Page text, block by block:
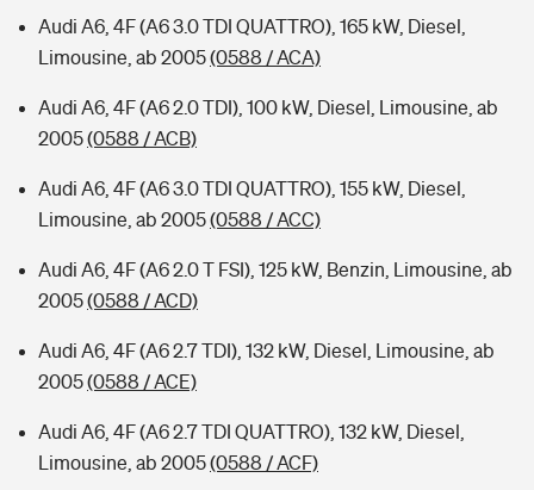
Audi A6, 4F (A6 3.0 TDI QUATTRO), 165 kW, Diesel,
Limousine, ab 2005(0588 / ACA)
Audi A6, 4F (A6 2.0 TDI), 100 kW, Diesel, Limousine, ab
2005(0588 / ACB)
Audi A6, 4F (A6 3.0 TDI QUATTRO), 155 kW, Diesel,
Limousine, ab 2005(0588 / ACC)
Audi A6, 4F (A6 2.0 T FSI), 125 kW, Benzin, Limousine, ab
2005(0588 / ACD)
Audi A6, 4F (A6 2.7 TDI), 132 kW, Diesel, Limousine, ab
2005(0588 / ACE)
Audi A6, 4F (A6 2.7 TDI QUATTRO), 132 kW, Diesel,
Limousine, ab 2005(0588 / ACF)